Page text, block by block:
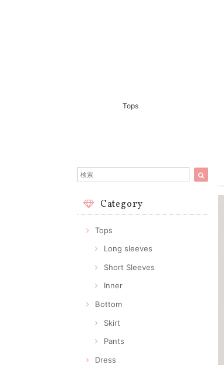
Tops
Category
Tops
Long sleeves
Short Sleeves
Inner
Bottom
Skirt
Pants
Dress